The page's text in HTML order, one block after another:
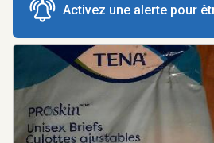
Activez une alerte pour